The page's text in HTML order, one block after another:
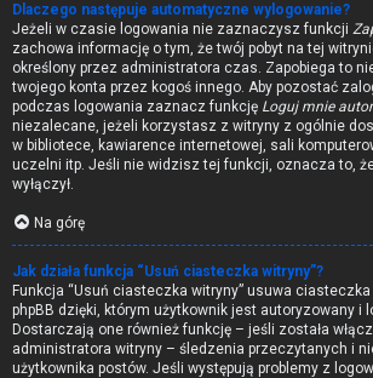
Dlaczego następuje automatyczne wylogowanie?
Jeżeli w czasie logowania nie zaznaczysz funkcji
zachowa informację o tym, że twój pobyt na tej
określony przez administratora czas. Zapobiega to
twojego konta przez kogoś innego. Aby pozostać
podczas logowania zaznacz funkcję Loguj mnie
niezalecane, jeżeli korzystasz z witryny z ogólnie
w bibliotece, kawiarence internetowej, sali
uczelni itp. Jeśli nie widzisz tej funkcji, oznacza to,
wyłączył.
Na górę
Jak działa funkcja “Usuń ciasteczka witryny”?
Funkcja “Usuń ciasteczka witryny” usuwa
phpBB dzięki, którym użytkownik jest autoryzowany i
Dostarczają one również funkcję – jeśli została
administratora witryny – śledzenia przeczytanych i
użytkownika postów. Jeśli występują problemy z